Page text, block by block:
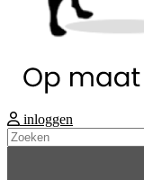
inloggen